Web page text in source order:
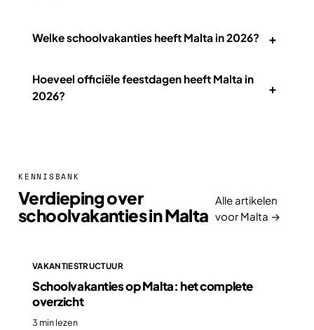
Welke schoolvakanties heeft Malta in 2026? +
Hoeveel officiële feestdagen heeft Malta in
2026?
+
KENNISBANK
Verdieping over
schoolvakanties in Malta
Alle artikelen
voor Malta →
VAKANTIESTRUCTUUR
Schoolvakanties op Malta: het complete
overzicht
3 min lezen